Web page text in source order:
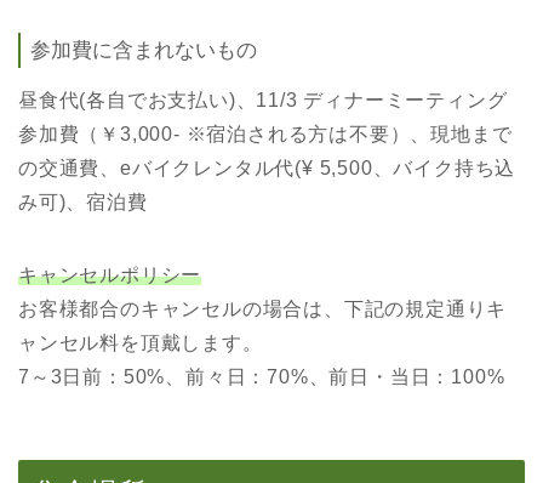
参加費に含まれないもの
昼食代(各自でお支払い)、11/3 ディナーミーティング
参加費（￥3,000- ※宿泊される方は不要）、現地まで
の交通費、eバイクレンタル代(¥ 5,500、バイク持ち込
み可)、宿泊費
キャンセルポリシー
お客様都合のキャンセルの場合は、下記の規定通りキ
ャンセル料を頂戴します。
7～3日前：50%、前々日：70%、前日・当日：100%